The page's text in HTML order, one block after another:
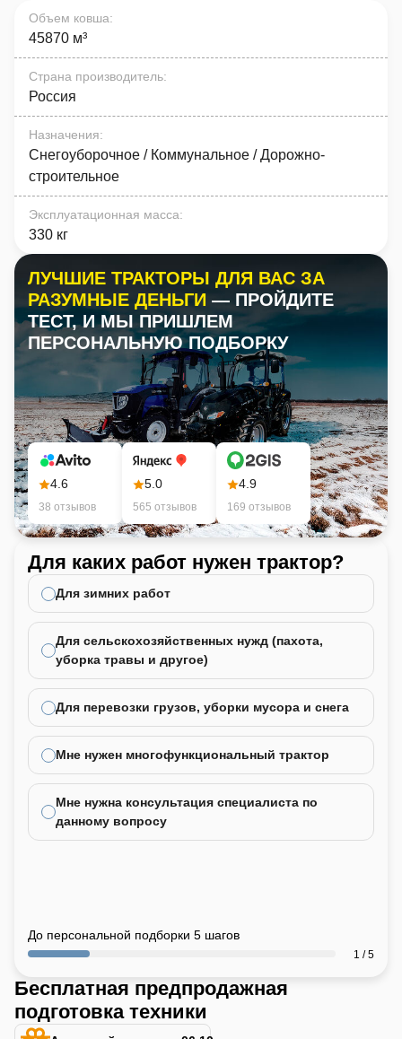
Объем ковша:
45870 м³
Страна производитель:
Россия
Назначения:
Снегоуборочное / Коммунальное / Дорожно-
строительное
Эксплуатационная масса:
330 кг
ЛУЧШИЕ ТРАКТОРЫ ДЛЯ ВАС ЗА
РАЗУМНЫЕ ДЕНЬГИ — ПРОЙДИТЕ
ТЕСТ, И МЫ ПРИШЛЕМ
ПЕРСОНАЛЬНУЮ ПОДБОРКУ
4.6
38 отзывов
5.0
565 отзывов
4.9
169 отзывов
Для каких работ нужен трактор?
Для зимних работ
Для сельскохозяйственных нужд (пахота,
уборка травы и другое)
Для перевозки грузов, уборки мусора и снега
Мне нужен многофункциональный трактор
Мне нужна консультация специалиста по
данному вопросу
До персональной подборки 5 шагов
1 / 5
Бесплатная предпродажная
подготовка техники